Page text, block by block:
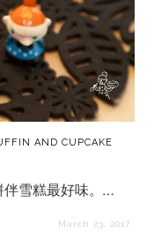
AND CUPCAKE
伴雪糕最好味。…
March 23, 2017